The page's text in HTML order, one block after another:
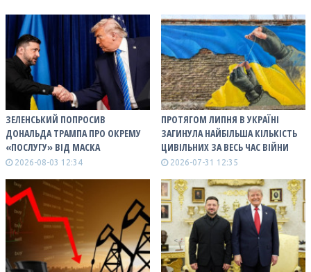
ЗЕЛЕНСЬКИЙ ПОПРОСИВ
ДОНАЛЬДА ТРАМПА ПРО ОКРЕМУ
«ПОСЛУГУ» ВІД МАСКА
2026-08-03 12:34
ПРОТЯГОМ ЛИПНЯ В УКРАЇНІ
ЗАГИНУЛА НАЙБІЛЬША КІЛЬКІСТЬ
ЦИВІЛЬНИХ ЗА ВЕСЬ ЧАС ВІЙНИ
2026-07-31 12:35